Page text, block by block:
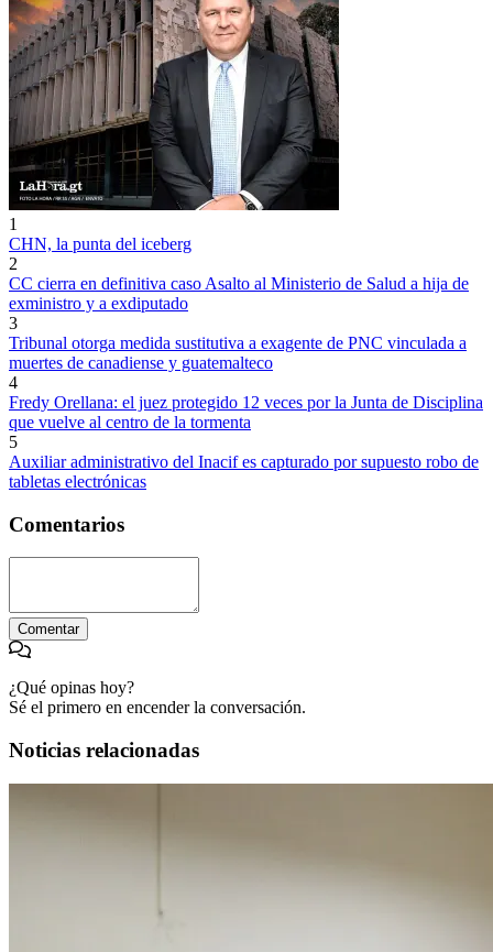
1
CHN, la punta del iceberg
2
CC cierra en definitiva caso Asalto al Ministerio de Salud a hija de
exministro y a exdiputado
3
Tribunal otorga medida sustitutiva a exagente de PNC vinculada a
muertes de canadiense y guatemalteco
4
Fredy Orellana: el juez protegido 12 veces por la Junta de Disciplina
que vuelve al centro de la tormenta
5
Auxiliar administrativo del Inacif es capturado por supuesto robo de
tabletas electrónicas
Comentarios
Comentar
¿Qué opinas hoy?
Sé el primero en encender la conversación.
Noticias relacionadas